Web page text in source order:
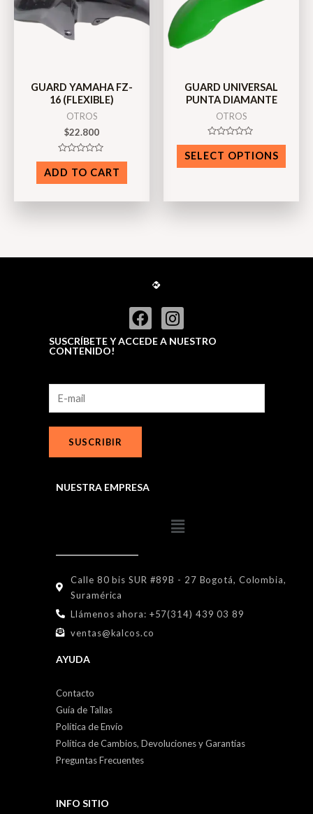
GUARD YAMAHA FZ-
16 (FLEXIBLE)
OTROS
$22.800
Rated
0
out
of
ADD TO CART
GUARD UNIVERSAL
PUNTA DIAMANTE
OTROS
Rated
0
out
of
SELECT OPTIONS
SUSCRÍBETE Y ACCEDE A NUESTRO
CONTENIDO!
SUSCRIBIR
NUESTRA EMPRESA
Calle 80 bis SUR #89B - 27 Bogotá, Colombia,
Suramérica
Llámenos ahora: +57(314) 439 03 89
ventas@kalcos.co
AYUDA
Contacto
Guía de Tallas
Política de Envío
Política de Cambios, Devoluciones y Garantías
Preguntas Frecuentes
INFO SITIO